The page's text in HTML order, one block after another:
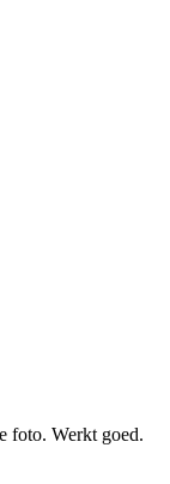
foto. Werkt goed.